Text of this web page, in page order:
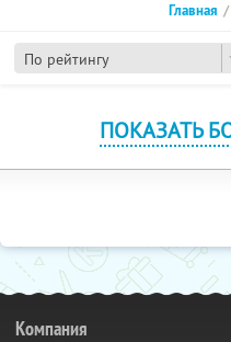
По рейтингу
Главная
ПОКАЗАТЬ
Компания